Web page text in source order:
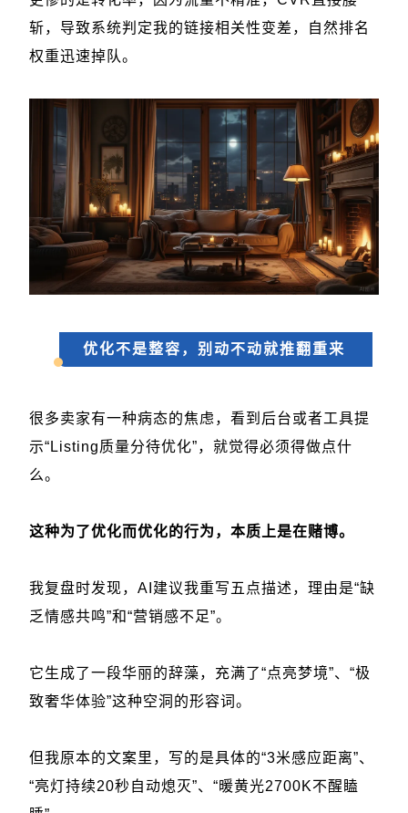
斩，导致系统判定我的链接相关性变差，自然排名
权重迅速掉队。
优化不是整容，别动不动就推翻重来
很多卖家有一种病态的焦虑，看到后台或者工具提
示“Listing质量分待优化”，就觉得必须得做点什
么。
这种为了优化而优化的行为，本质上是在赌博。
我复盘时发现，AI建议我重写五点描述，理由是“缺
乏情感共鸣”和“营销感不足”。
它生成了一段华丽的辞藻，充满了“点亮梦境”、“极
致奢华体验”这种空洞的形容词。
但我原本的文案里，写的是具体的“3米感应距离”、
“亮灯持续20秒自动熄灭”、“暖黄光2700K不醒瞌